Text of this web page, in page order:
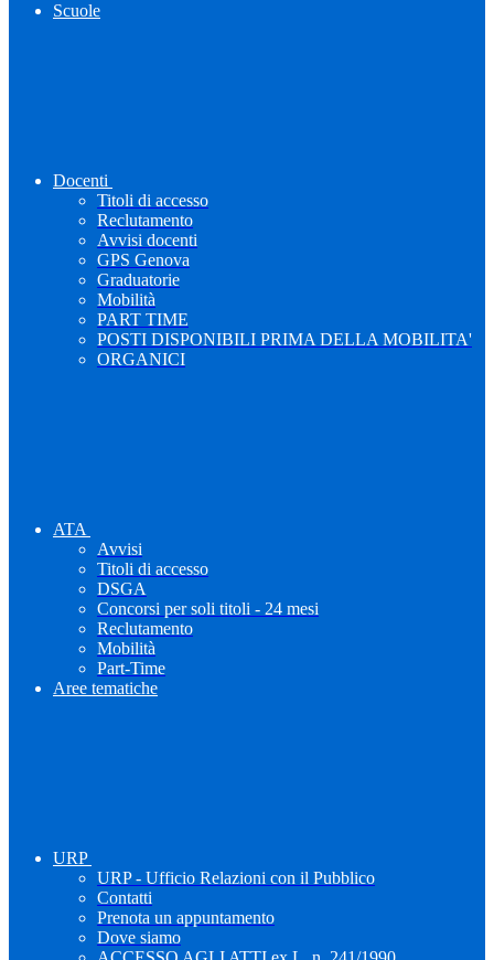
Scuole
Docenti
Titoli di accesso
Reclutamento
Avvisi docenti
GPS Genova
Graduatorie
Mobilità
PART TIME
POSTI DISPONIBILI PRIMA DELLA MOBILITA'
ORGANICI
ATA
Avvisi
Titoli di accesso
DSGA
Concorsi per soli titoli - 24 mesi
Reclutamento
Mobilità
Part-Time
Aree tematiche
URP
URP - Ufficio Relazioni con il Pubblico
Contatti
Prenota un appuntamento
Dove siamo